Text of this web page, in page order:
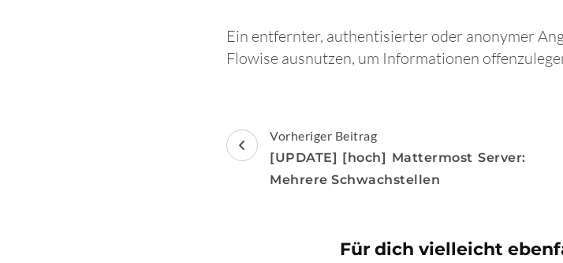
Ein entfernter, authentisierter oder anonymer
Flowise ausnutzen, um Informationen
Beitragsnavigation
Vorheriger Beitrag
[UPDATE] [hoch] Mattermost Server:
Mehrere Schwachstellen
Für dich vielleicht